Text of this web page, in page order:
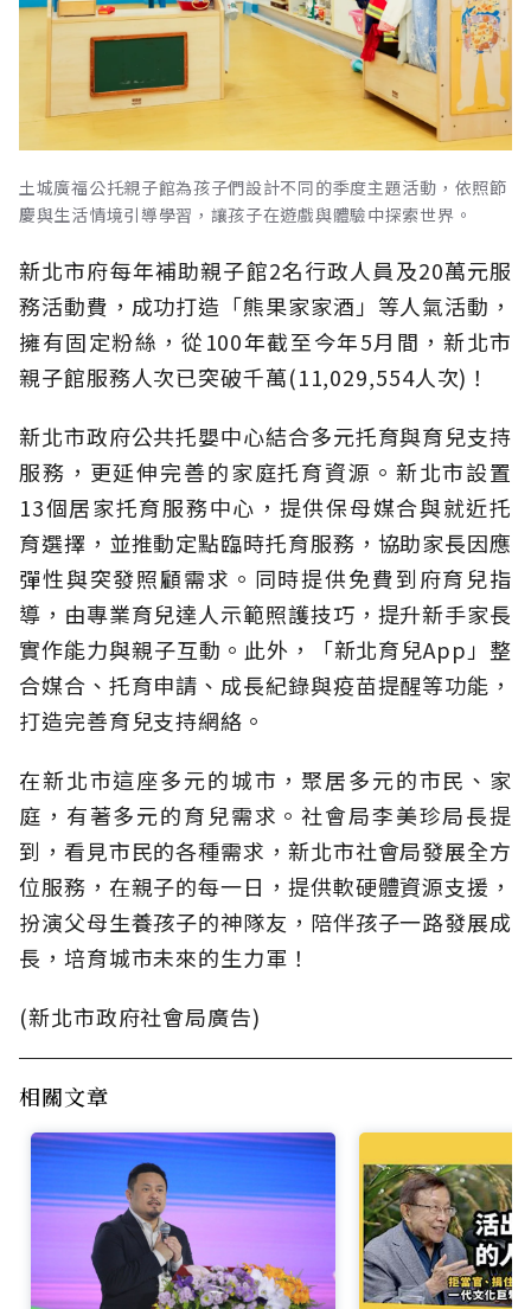
土城廣福公托親子館為孩子們設計不同的季度主題活動，依照節
慶與生活情境引導學習，讓孩子在遊戲與體驗中探索世界。
新北市府每年補助親子館2名行政人員及20萬元服
務活動費，成功打造「熊果家家酒」等人氣活動，
擁有固定粉絲，從100年截至今年5月間，新北市
親子館服務人次已突破千萬(11,029,554人次)！
新北市政府公共托嬰中心結合多元托育與育兒支持
服務，更延伸完善的家庭托育資源。新北市設置
13個居家托育服務中心，提供保母媒合與就近托
育選擇，並推動定點臨時托育服務，協助家長因應
彈性與突發照顧需求。同時提供免費到府育兒指
導，由專業育兒達人示範照護技巧，提升新手家長
實作能力與親子互動。此外，「新北育兒App」整
合媒合、托育申請、成長紀錄與疫苗提醒等功能，
打造完善育兒支持網絡。
在新北市這座多元的城市，聚居多元的市民、家
庭，有著多元的育兒需求。社會局李美珍局長提
到，看見市民的各種需求，新北市社會局發展全方
位服務，在親子的每一日，提供軟硬體資源支援，
扮演父母生養孩子的神隊友，陪伴孩子一路發展成
長，培育城市未來的生力軍！
(新北市政府社會局廣告)
相關文章